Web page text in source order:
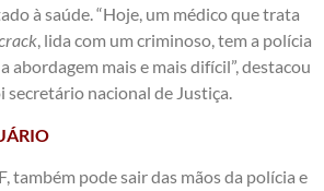
à saúde. “Hoje, um médico que trata
, lida com um criminoso, tem a polícia
abordagem mais e mais difícil”, destacou
secretário nacional de Justiça.
também pode sair das mãos da polícia e